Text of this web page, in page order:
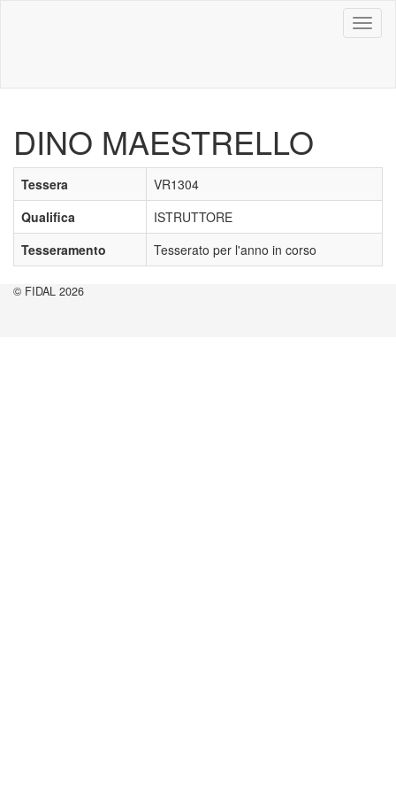
DINO MAESTRELLO
Tessera
VR1304
Qualifica
ISTRUTTORE
Tesseramento
Tesserato per l'anno in corso
© FIDAL 2026